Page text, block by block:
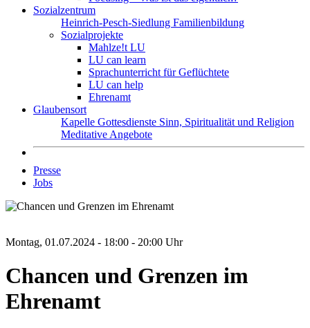
Sozialzentrum
Heinrich-Pesch-Siedlung Familienbildung
Sozialprojekte
Mahlze!t LU
LU can learn
Sprachunterricht für Geflüchtete
LU can help
Ehrenamt
Glaubensort
Kapelle Gottesdienste Sinn, Spiritualität und Religion
Meditative Angebote
Presse
Jobs
Montag, 01.07.2024 - 18:00 - 20:00 Uhr
Chancen und Grenzen im
Ehrenamt